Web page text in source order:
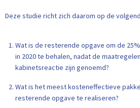
Deze studie richt zich daarom op de
Wat is de resterende opgave om de
in 2020 te behalen, nadat de
kabinetsreactie zijn genoemd?
Wat is het meest kosteneffectieve
resterende opgave te realiseren?